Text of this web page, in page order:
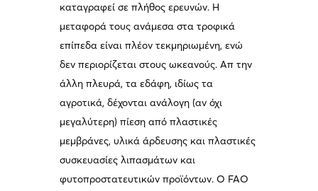
καταγραφεί σε πλήθος ερευνών. Η
μεταφορά τους ανάμεσα στα τροφικά
επίπεδα είναι πλέον τεκμηριωμένη, ενώ
δεν περιορίζεται στους ωκεανούς. Απ την
άλλη πλευρά, τα εδάφη, ιδίως τα
αγροτικά, δέχονται ανάλογη (αν όχι
μεγαλύτερη) πίεση από πλαστικές
μεμβράνες, υλικά άρδευσης και πλαστικές
συσκευασίες λιπασμάτων και
φυτοπροστατευτικών προϊόντων. Ο FAO